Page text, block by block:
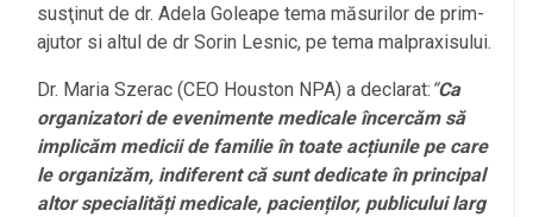
susţinut de dr. Adela Goleape tema măsurilor de prim-
ajutor si altul de dr Sorin Lesnic, pe tema malpraxisului.
Dr. Maria Szerac (CEO Houston NPA) a declarat: “Ca
organizatori de evenimente medicale încercăm să
implicăm medicii de familie în toate acțiunile pe care
le organizăm, indiferent că sunt dedicate în principal
altor specialități medicale, pacienților, publicului larg